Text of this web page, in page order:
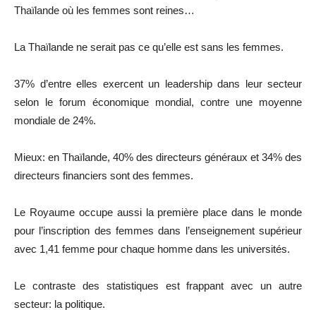
Thaïlande où les femmes sont reines…
La Thaïlande ne serait pas ce qu’elle est sans les femmes.
37% d’entre elles exercent un leadership dans leur secteur
selon le forum économique mondial, contre une moyenne
mondiale de 24%.
Mieux: en Thaïlande, 40% des directeurs généraux et 34% des
directeurs financiers sont des femmes.
Le Royaume occupe aussi la première place dans le monde
pour l’inscription des femmes dans l’enseignement supérieur
avec 1,41 femme pour chaque homme dans les universités.
Le contraste des statistiques est frappant avec un autre
secteur: la politique.